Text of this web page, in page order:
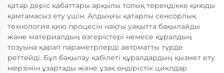
қатар деріс қабаттары арқылы толық тереңдікке қиюды
қамтамасыз ету үшін. Алдыңғы қатарлы сенсорлық
технология қию процесін нақты уақытта бақылайды
және материалдың өзгерістері немесе құралдың
тозуына қарап параметрлерді автоматты түрде
реттейді. Бұл бақылау қабілеті құралдардың қызмет ету
мерзімін ұзартады және ұзақ өндірістік циклдар